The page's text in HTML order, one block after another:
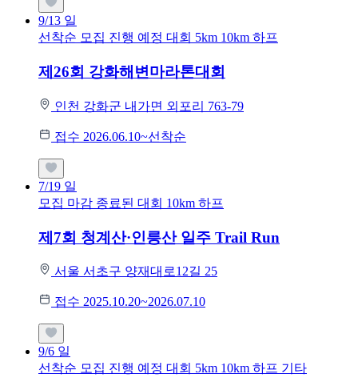
9/13 일
선착순 모집 진행 예정 대회 5km 10km 하프
제26회 강화해변마라톤대회
인천 강화군 내가면 외포리 763-79
접수 2026.06.10~선착순
7/19 일
모집 마감 종료된 대회 10km 하프
제7회 청계산·인릉산 일주 Trail Run
서울 서초구 양재대로12길 25
접수 2025.10.20~2026.07.10
9/6 일
선착순 모집 진행 예정 대회 5km 10km 하프 기타